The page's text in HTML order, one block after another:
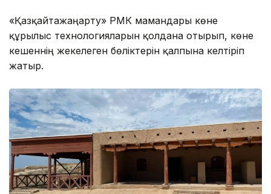
«Қазқайтажаңарту» РМК мамандары көне
құрылыс технологияларын қолдана отырып, көне
кешеннің жекелеген бөліктерін қалпына келтіріп
жатыр.